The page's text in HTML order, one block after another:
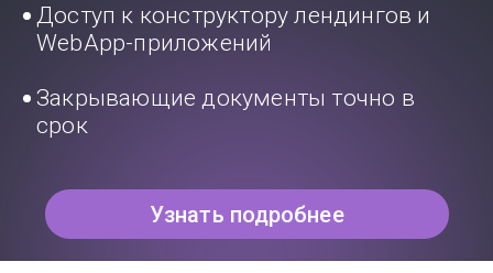
Доступ к конструктору лендингов и
WebApp-приложений
Закрывающие документы точно в
срок
Узнать подробнее